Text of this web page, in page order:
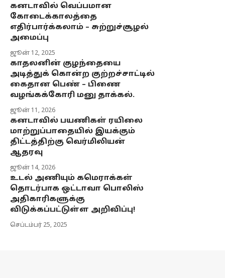
கனடாவில் வெப்பமான
கோடைக்காலத்தை
எதிர்பார்க்கலாம் – சுற்றுச்சூழல்
அமைப்பு
ஜூன் 12, 2025
காதலனின் குழந்தையை
அடித்துக் கொன்ற குற்றச்சாட்டில்
கைதான பெண் – பிணை
வழங்கக்கோரி மனு தாக்கல்.
ஜூன் 11, 2026
கனடாவில் பயணிகள் ரயிலை
மாற்றுப்பாதையில் இயக்கும்
திட்டத்திற்கு வெர்மிலியன்
ஆதரவு
ஜூன் 14, 2026
உடல் அணியும் கமெராக்கள்
தொடர்பாக ஒட்டாவா பொலிஸ்
அதிகாரிகளுக்கு
விடுக்கப்பட்டுள்ள அறிவிப்பு!
செப்டம்பர் 25, 2025